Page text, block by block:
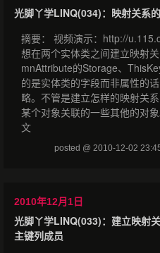
光脚丫学LINQ(034)：映射关系
摘要： 视频演示：http://
想在两个实体类之间建立映射
mnAttribute的Storage、
的是实体类的字段而非属性的
略。不管是建立怎样的映射关
某个对象关联的一些其他的对
文
posted @ 2010-12-02
2010年12月1日
光脚丫学LINQ(033)：建立映射
主键列成员